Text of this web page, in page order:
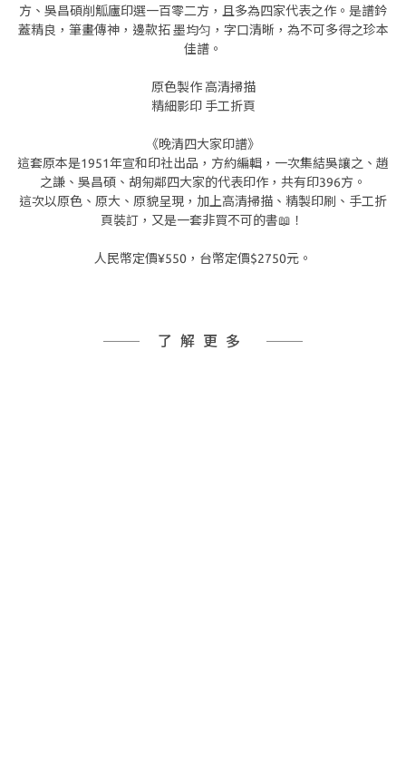
方、吳昌碩削觚廬印選一百零二方，且多為四家代表之作。是譜鈐
蓋精良，筆畫傳神，邊款拓 墨均匀，字口清晰，為不可多得之珍本
佳譜。
原色製作 高清掃描
精細影印 手工折頁
《晚清四大家印譜》
這套原本是1951年宣和印社出品，方約編輯，一次集結吳讓之、趙
之謙、吳昌碩、胡匊鄰四大家的代表印作，共有印396方。
這次以原色、原大、原貌呈現，加上高清掃描、精製印刷、手工折
頁裝訂，又是一套非買不可的書📖！
人民幣定價¥550，台幣定價$2750元。
了解更多